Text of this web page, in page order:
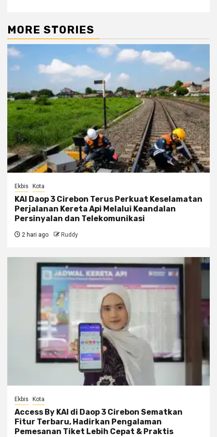
MORE STORIES
Ekbis Kota
KAI Daop 3 Cirebon Terus Perkuat Keselamatan
Perjalanan Kereta Api Melalui Keandalan
Persinyalan dan Telekomunikasi
2 hari ago Ruddy
Ekbis Kota
Access By KAI di Daop 3 Cirebon Sematkan
Fitur Terbaru, Hadirkan Pengalaman
Pemesanan Tiket Lebih Cepat & Praktis